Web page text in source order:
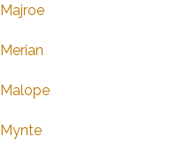
Majroe
Merian
Malope
Mynte